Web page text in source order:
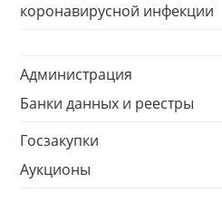
коронавирусной инфекции
Администрация
Банки данных и реестры
Госзакупки
Аукционы